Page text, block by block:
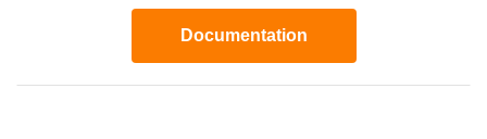
Documentation